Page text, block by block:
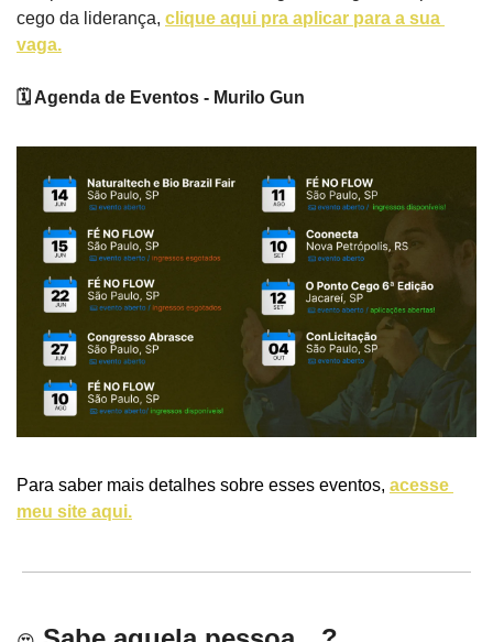
cego da liderança, clique aqui pra aplicar para a sua
vaga.
🗓️ Agenda de Eventos - Murilo Gun
Para saber mais detalhes sobre esses eventos, acesse
meu site aqui.